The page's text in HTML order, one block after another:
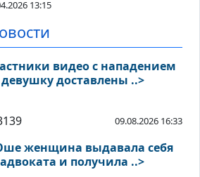
13:15
видео с нападением
доставлены ..>
09.08.2026 16:33
женщина выдавала себя
и получила ..>